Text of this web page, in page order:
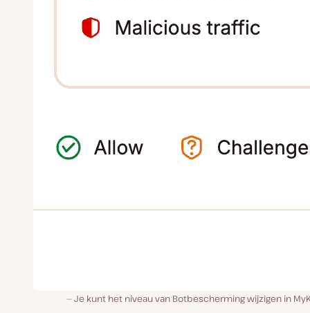
Je kunt het niveau van Botbescherming wijzigen in